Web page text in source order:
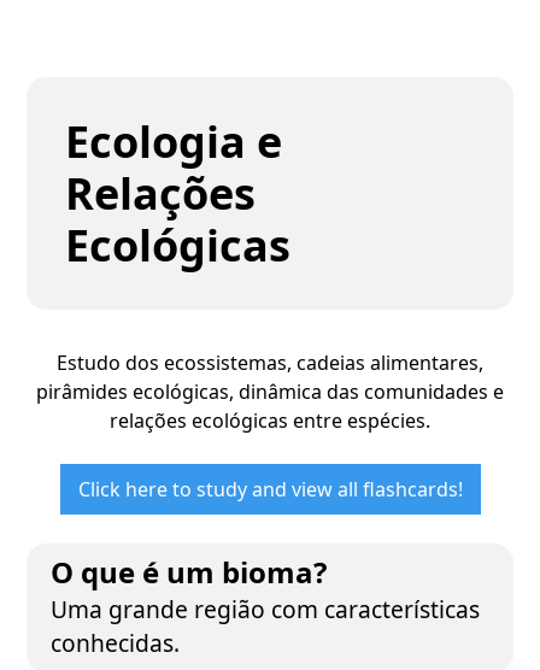
Ecologia e
Relações
Ecológicas
Estudo dos ecossistemas, cadeias alimentares,
pirâmides ecológicas, dinâmica das comunidades e
relações ecológicas entre espécies.
Click here to study and view all flashcards!
O que é um bioma?
Uma grande região com características
conhecidas.